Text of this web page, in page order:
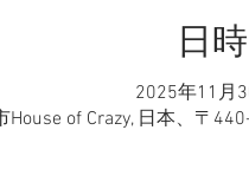
日
2025年11月
House of Crazy, 日本、〒